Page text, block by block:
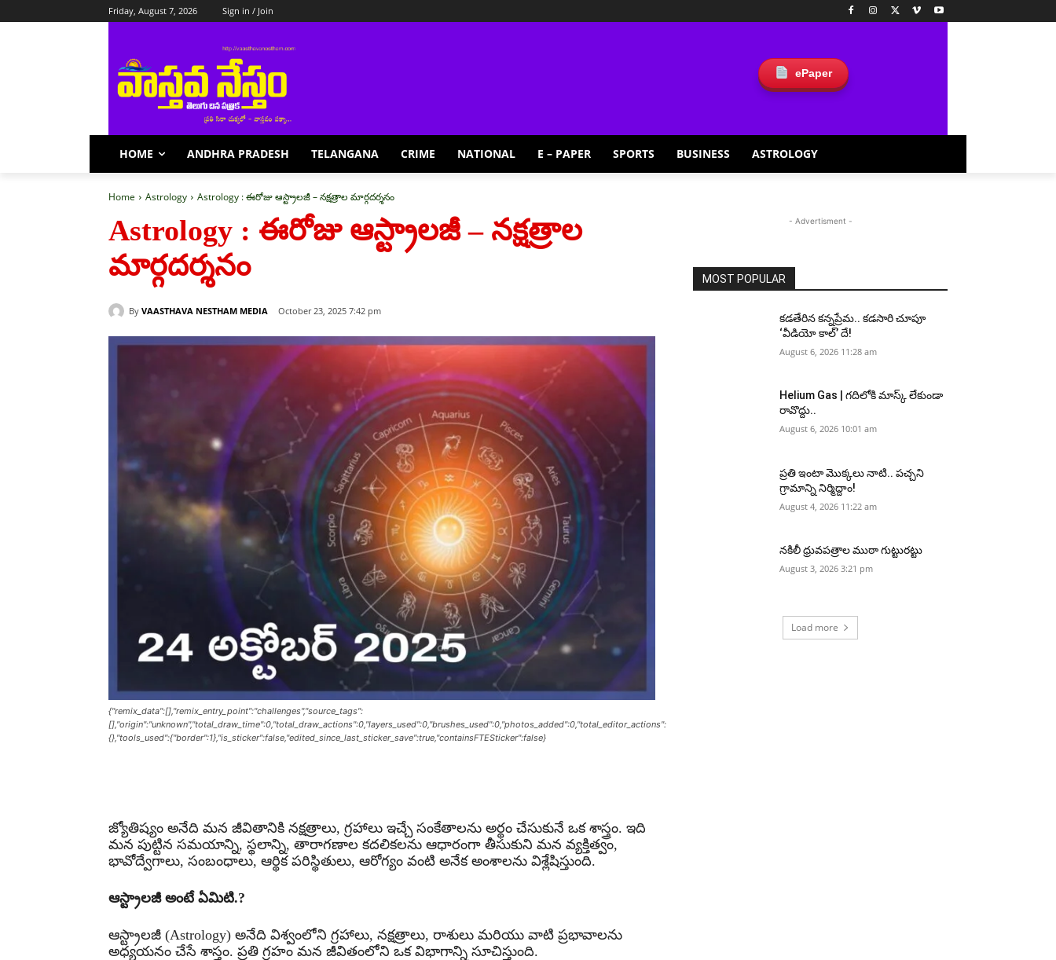
Friday, August 7, 2026 Sign in / Join
ePaper
HOME ANDHRA PRADESH TELANGANA CRIME NATIONAL E – PAPER SPORTS BUSINESS ASTROLOGY
Home Astrology Astrology : ఈరోజు ఆస్ట్రాలజీ – నక్షత్రాల మార్గదర్శనం
Astrology : ఈరోజు ఆస్ట్రాలజీ – నక్షత్రాల
మార్గదర్శనం
By VAASTHAVA NESTHAM MEDIA October 23, 2025 7:42 pm
{"remix_data":[],"remix_entry_point":"challenges","source_tags":
[],"origin":"unknown","total_draw_time":0,"total_draw_actions":0,"layers_used":0,"brushes_used":0,"photos_added":0,"total_editor_actions":
{},"tools_used":{"border":1},"is_sticker":false,"edited_since_last_sticker_save":true,"containsFTESticker":false}
జ్యోతిష్యం అనేది మన జీవితానికి నక్షత్రాలు, గ్రహాలు ఇచ్చే సంకేతాలను అర్థం చేసుకునే ఒక శాస్త్రం. ఇది
మన పుట్టిన సమయాన్ని, స్థలాన్ని, తారాగణాల కదలికలను ఆధారంగా తీసుకుని మన వ్యక్తిత్వం,
భావోద్వేగాలు, సంబంధాలు, ఆర్థిక పరిస్థితులు, ఆరోగ్యం వంటి అనేక అంశాలను విశ్లేషిస్తుంది.
ఆస్ట్రాలజీ అంటే ఏమిటి.?
ఆస్ట్రాలజీ (Astrology) అనేది విశ్వంలోని గ్రహాలు, నక్షత్రాలు, రాశులు మరియు వాటి ప్రభావాలను
అధ్యయనం చేసే శాస్త్రం. ప్రతి గ్రహం మన జీవితంలోని ఒక విభాగాన్ని సూచిస్తుంది.
- Advertisment -
MOST POPULAR
కడతేరిన కన్నప్రేమ.. కడసారి చూపూ
‘వీడియో కాల్’ దే!
August 6, 2026 11:28 am
Helium Gas | గదిలోకి మాస్క్ లేకుండా
రావొద్దు..
August 6, 2026 10:01 am
ప్రతి ఇంటా మొక్కలు నాటి.. పచ్చని
గ్రామాన్ని నిర్మిద్దాం!
August 4, 2026 11:22 am
నకిలీ ధ్రువపత్రాల ముఠా గుట్టురట్టు
August 3, 2026 3:21 pm
Load more